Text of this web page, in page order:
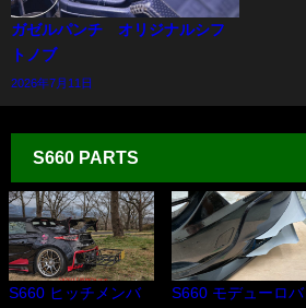
ガゼルパンチ オリジナルシフ
トノブ
2026年7月11日
S660 PARTS
S660 ヒッチメンバ
S660 モデューロバ